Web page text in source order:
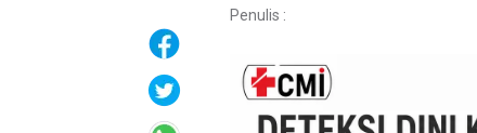
Penulis :